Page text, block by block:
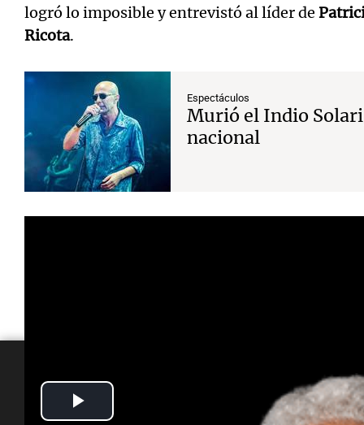
logró lo imposible y entrevistó al líder de
Ricota.
Espectáculos
Murió el Indio
nacional